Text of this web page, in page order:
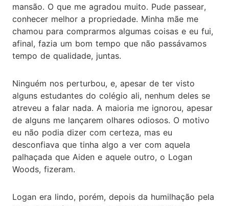
mansão. O que me agradou muito. Pude passear,
conhecer melhor a propriedade. Minha mãe me
chamou para comprarmos algumas coisas e eu fui,
afinal, fazia um bom tempo que não passávamos
tempo de qualidade, juntas.
Ninguém nos perturbou, e, apesar de ter visto
alguns estudantes do colégio ali, nenhum deles se
atreveu a falar nada. A maioria me ignorou, apesar
de alguns me lançarem olhares odiosos. O motivo
eu não podia dizer com certeza, mas eu
desconfiava que tinha algo a ver com aquela
palhaçada que Aiden e aquele outro, o Logan
Woods, fizeram.
Logan era lindo, porém, depois da humilhação pela